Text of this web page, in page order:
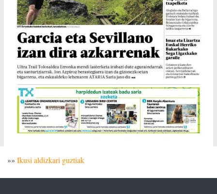
»» Ikusi aldizkari guztiak